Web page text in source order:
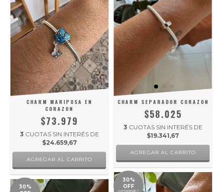
CHARM MARIPOSA EN
CORAZON
$73.979
3 CUOTAS SIN INTERÉS DE
$24.659,67
CHARM SEPARADOR CORAZON
$58.025
3 CUOTAS SIN INTERÉS DE
$19.341,67
30%
30%
OFF
comprando 1